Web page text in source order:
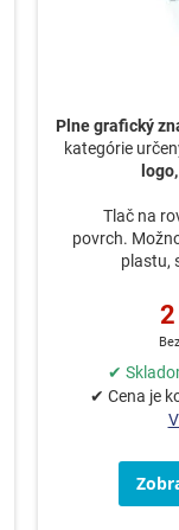
Plne grafický
kategórie
Tlač na
povrch.
plastu,
✔
✔ Cena je